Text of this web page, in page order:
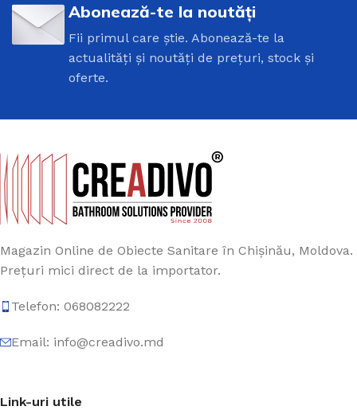
Abonează-te la noutăți
Fii primul care știe. Abonează-te la
actualități și noutăți de prețuri, stock și
oferte.
Magazin Online de Obiecte Sanitare în Chișinău, Moldova.
Prețuri mici direct de la importator.
Telefon: 068082222
Email: info@creadivo.md
Link-uri utile